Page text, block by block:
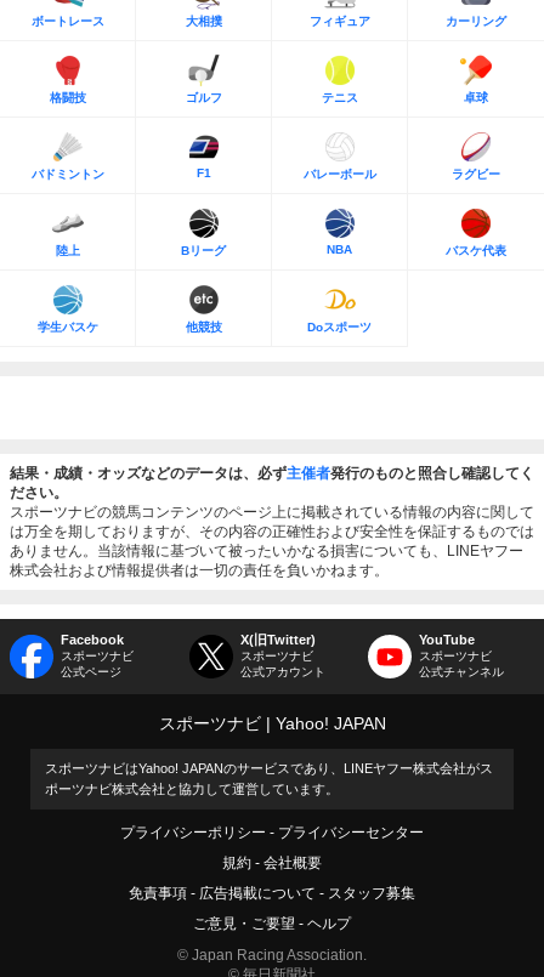
ボートレース 大相撲 フィギュア カーリング
格闘技 ゴルフ テニス 卓球
バドミントン F1 バレーボール ラグビー
陸上 Bリーグ NBA バスケ代表
学生バスケ 他競技 Doスポーツ
結果・成績・オッズなどのデータは、必ず主催者発行のものと照合し確認してく
ださい。
スポーツナビの競馬コンテンツのページ上に掲載されている情報の内容に関して
は万全を期しておりますが、その内容の正確性および安全性を保証するものでは
ありません。当該情報に基づいて被ったいかなる損害についても、LINEヤフー
株式会社および情報提供者は一切の責任を負いかねます。
Facebook
スポーツナビ
公式ページ
X(旧Twitter)
スポーツナビ
公式アカウント
YouTube
スポーツナビ
公式チャンネル
スポーツナビ Yahoo! JAPAN
スポーツナビはYahoo! JAPANのサービスであり、LINEヤフー株式会社がス
ポーツナビ株式会社と協力して運営しています。
プライバシーポリシー
プライバシーセンター
規約
会社概要
免責事項
広告掲載について
スタッフ募集
ご意見・ご要望
ヘルプ
© Japan Racing Association.